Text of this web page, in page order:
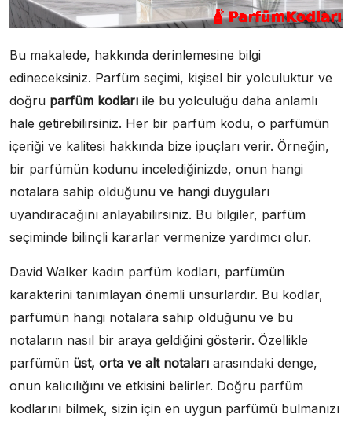
Bu makalede, hakkında derinlemesine bilgi
edineceksiniz. Parfüm seçimi, kişisel bir yolculuktur ve
doğru parfüm kodları ile bu yolculuğu daha anlamlı
hale getirebilirsiniz. Her bir parfüm kodu, o parfümün
içeriği ve kalitesi hakkında bize ipuçları verir. Örneğin,
bir parfümün kodunu incelediğinizde, onun hangi
notalara sahip olduğunu ve hangi duyguları
uyandıracağını anlayabilirsiniz. Bu bilgiler, parfüm
seçiminde bilinçli kararlar vermenize yardımcı olur.
David Walker kadın parfüm kodları, parfümün
karakterini tanımlayan önemli unsurlardır. Bu kodlar,
parfümün hangi notalara sahip olduğunu ve bu
notaların nasıl bir araya geldiğini gösterir. Özellikle
parfümün üst, orta ve alt notaları arasındaki denge,
onun kalıcılığını ve etkisini belirler. Doğru parfüm
kodlarını bilmek, sizin için en uygun parfümü bulmanızı